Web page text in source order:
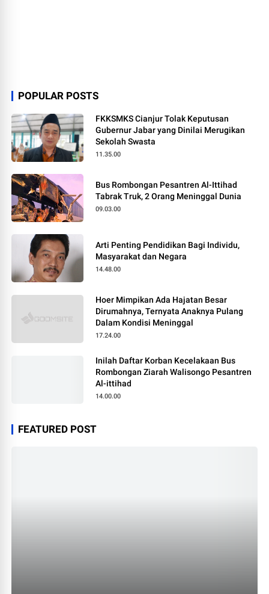
POPULAR POSTS
FKKSMKS Cianjur Tolak Keputusan
Gubernur Jabar yang Dinilai Merugikan
Sekolah Swasta
11.35.00
Bus Rombongan Pesantren Al-Ittihad
Tabrak Truk, 2 Orang Meninggal Dunia
09.03.00
Arti Penting Pendidikan Bagi Individu,
Masyarakat dan Negara
14.48.00
Hoer Mimpikan Ada Hajatan Besar
Dirumahnya, Ternyata Anaknya Pulang
Dalam Kondisi Meninggal
17.24.00
Inilah Daftar Korban Kecelakaan Bus
Rombongan Ziarah Walisongo Pesantren
Al-ittihad
14.00.00
FEATURED POST